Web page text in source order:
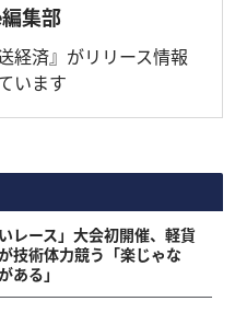
集部
経済』がリリース情報
います
レース」大会初開催、軽貨
技術体力競う「楽じゃな
ある」